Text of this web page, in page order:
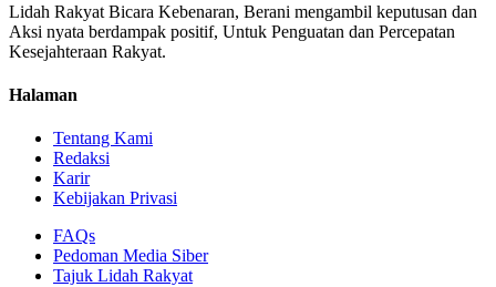
Lidah Rakyat Bicara Kebenaran, Berani mengambil keputusan dan
Aksi nyata berdampak positif, Untuk Penguatan dan Percepatan
Kesejahteraan Rakyat.
Halaman
Tentang Kami
Redaksi
Karir
Kebijakan Privasi
FAQs
Pedoman Media Siber
Tajuk Lidah Rakyat